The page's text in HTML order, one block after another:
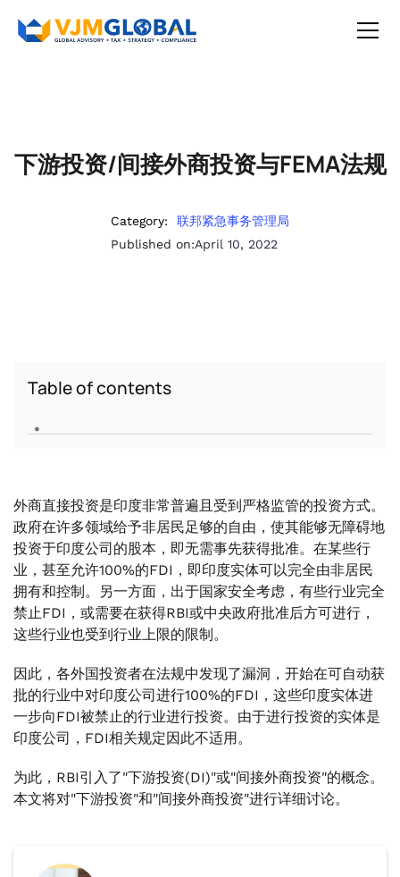
下游投资/间接外商投资与FEMA法规
Category:
联邦紧急事务管理局
Published on:April 10, 2022
Table of contents
.
外商直接投资是印度非常普遍且受到严格监管的投资方式。
政府在许多领域给予非居民足够的自由，使其能够无障碍地
投资于印度公司的股本，即无需事先获得批准。在某些行
业，甚至允许100%的FDI，即印度实体可以完全由非居民
拥有和控制。另一方面，出于国家安全考虑，有些行业完全
禁止FDI，或需要在获得RBI或中央政府批准后方可进行，
这些行业也受到行业上限的限制。
因此，各外国投资者在法规中发现了漏洞，开始在可自动获
批的行业中对印度公司进行100%的FDI，这些印度实体进
一步向FDI被禁止的行业进行投资。由于进行投资的实体是
印度公司，FDI相关规定因此不适用。
为此，RBI引入了"下游投资(DI)"或"间接外商投资"的概念。
本文将对"下游投资"和"间接外商投资"进行详细讨论。